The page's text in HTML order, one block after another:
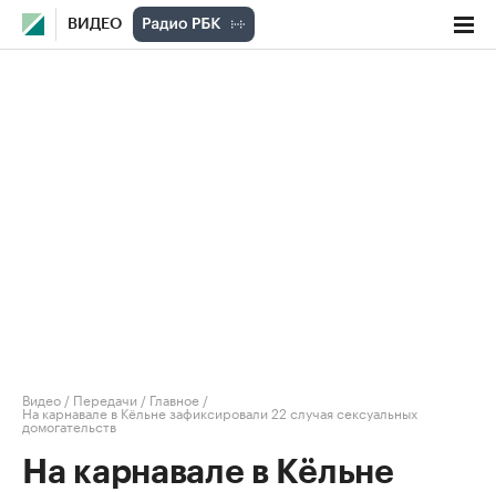
ВИДЕО
Видео / Передачи / Главное /
На карнавале в Кёльне зафиксировали 22 случая сексуальных
домогательств
На карнавале в Кёльне